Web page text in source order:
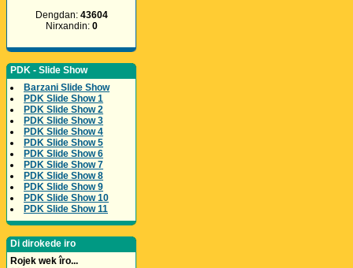
Dengdan: 43604
Nirxandin: 0
PDK - Slide Show
Barzani Slide Show
PDK Slide Show 1
PDK Slide Show 2
PDK Slide Show 3
PDK Slide Show 4
PDK Slide Show 5
PDK Slide Show 6
PDK Slide Show 7
PDK Slide Show 8
PDK Slide Show 9
PDK Slide Show 10
PDK Slide Show 11
Di dirokede iro
Rojek wek îro...